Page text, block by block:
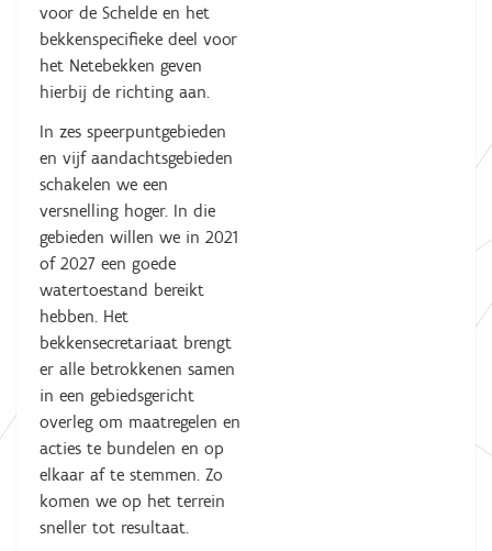
voor de Schelde en het
bekkenspecifieke deel voor
het Netebekken geven
hierbij de richting aan.
In zes speerpuntgebieden
en vijf aandachtsgebieden
schakelen we een
versnelling hoger. In die
gebieden willen we in 2021
of 2027 een goede
watertoestand bereikt
hebben. Het
bekkensecretariaat brengt
er alle betrokkenen samen
in een gebiedsgericht
overleg om maatregelen en
acties te bundelen en op
elkaar af te stemmen. Zo
komen we op het terrein
sneller tot resultaat.